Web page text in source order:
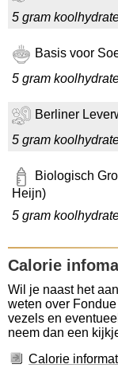
5 gram
Basis voor
5 gram
Berliner
5 gram
Biologisch
Heijn)
5 gram
Calorie
Wil je naast het
weten over
vezels en
neem dan een
Calorie